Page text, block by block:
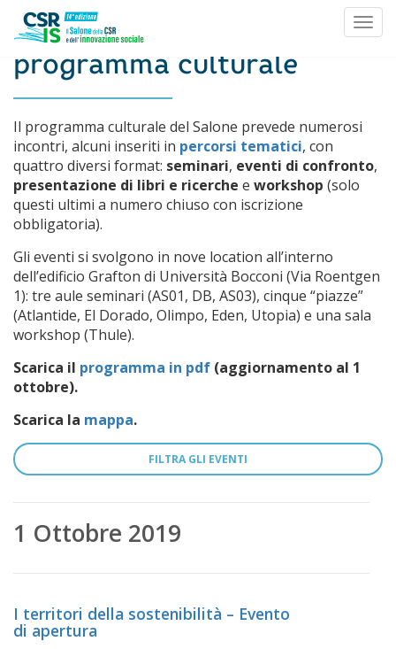
programma culturale
Il programma culturale del Salone prevede numerosi
incontri, alcuni inseriti in percorsi tematici, con
quattro diversi format: seminari, eventi di confronto,
presentazione di libri e ricerche e workshop (solo
questi ultimi a numero chiuso con iscrizione
obbligatoria).
Gli eventi si svolgono in nove location all’interno
dell’edificio Grafton di Università Bocconi (Via Roentgen
1): tre aule seminari (AS01, DB, AS03), cinque “piazze”
(Atlantide, El Dorado, Olimpo, Eden, Utopia) e una sala
workshop (Thule).
Scarica il programma in pdf (aggiornamento al 1
ottobre).
Scarica la mappa.
FILTRA GLI EVENTI
1 Ottobre 2019
I territori della sostenibilità – Evento
di apertura